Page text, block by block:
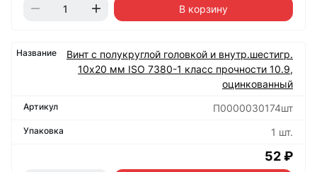
В корзину
Винт с полукруглой головкой и внутр.шестигр.
10х20 мм ISO 7380-1 класс прочности 10.9,
оцинкованный
П0000030174шт
1 шт.
52 ₽